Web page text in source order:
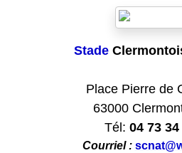
Stade
Place Pierre de
63000
Tél: 04 73 34
Courriel :